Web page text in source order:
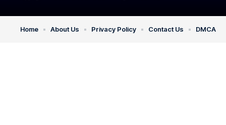
Home About Us Privacy Policy Contact Us DMCA